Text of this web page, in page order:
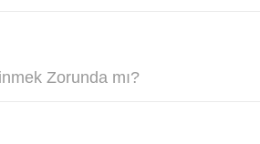
Zorunda mı?